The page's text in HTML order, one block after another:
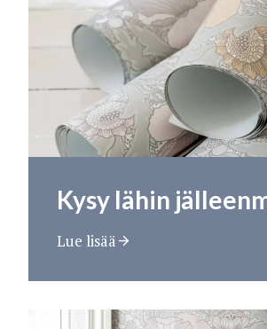
Kysy lähin
Lue lisää